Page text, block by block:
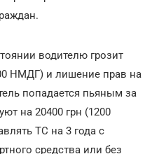
водителю грозит
НМДГ) и лишение прав на
попадается пьяным за
на 20400 грн (1200
ТС на 3 года с
средства или без